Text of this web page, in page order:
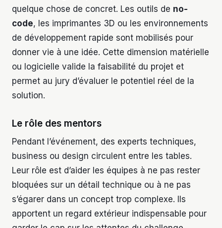
quelque chose de concret. Les outils de no-
code, les imprimantes 3D ou les environnements
de développement rapide sont mobilisés pour
donner vie à une idée. Cette dimension matérielle
ou logicielle valide la faisabilité du projet et
permet au jury d’évaluer le potentiel réel de la
solution.
Le rôle des mentors
Pendant l’événement, des experts techniques,
business ou design circulent entre les tables.
Leur rôle est d’aider les équipes à ne pas rester
bloquées sur un détail technique ou à ne pas
s’égarer dans un concept trop complexe. Ils
apportent un regard extérieur indispensable pour